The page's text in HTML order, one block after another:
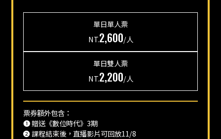
單日單人票
NT.2,600/人
單日雙人票
NT.2,200/人
票券額外包含：
❶ 贈送《數位時代》3期
❷ 課程結束後，直播影片可回放11/8